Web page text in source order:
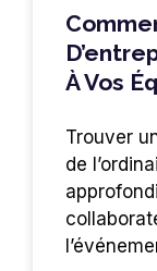
À Vos
Trouver
de